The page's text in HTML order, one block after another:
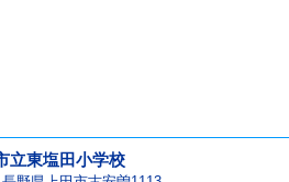
立東塩田小学校